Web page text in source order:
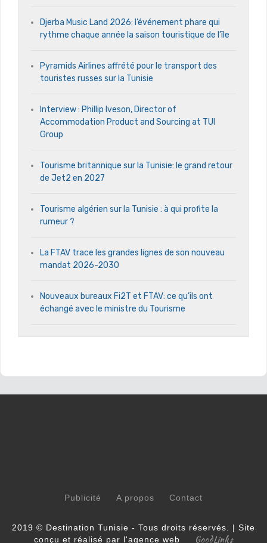
Djerba Music Land 2026: l’événement phare qui
rythme chaque année la saison touristique de l’île
Pyramids Airlines affrété pour le transport des
touristes russes sur la Tunisie
Interview : Phillip Iveson, Director of
Accommodation Product and Sourcing at TUI
Group
Tourisme britannique sur la Tunisie: le grand retour
de Jet2 en 2027
Tourisme algérien sur la Tunisie : à qui profite la
rumeur ?
La FTAV trace les grandes lignes de son nouveau
mandat 2026-2030
Nouveaux bureaux Fi2T et FTAV: ce qu’ils ont
échangé avec le ministre du Tourisme
Publicité A propos Contact
2019 © Destination Tunisie - Tous droits réservés. | Site
conçu et réalisé par l'agence web
GoodLinks